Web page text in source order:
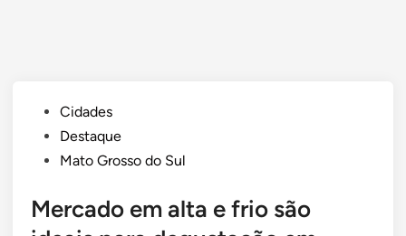
PostedCidades
Destaque
Mato Grosso do Sul
Mercado em alta e frio são